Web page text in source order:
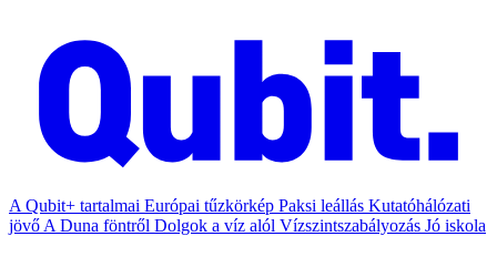
A Qubit+ tartalmai Európai tűzkörkép Paksi leállás Kutatóhálózati
jövő A Duna föntről Dolgok a víz alól Vízszintszabályozás Jó iskola